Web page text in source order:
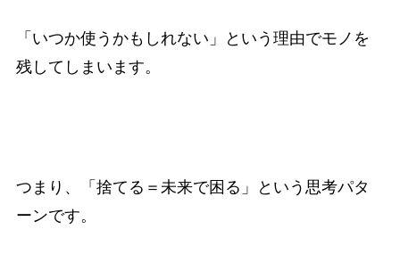
「いつか使うかもしれない」という理由でモノを
残してしまいます。
つまり、「捨てる＝未来で困る」という思考パタ
ーンです。